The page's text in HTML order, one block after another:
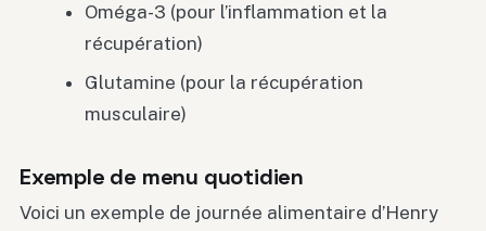
Oméga-3 (pour l’inflammation et la
récupération)
Glutamine (pour la récupération
musculaire)
Exemple de menu quotidien
Voici un exemple de journée alimentaire d’Henry